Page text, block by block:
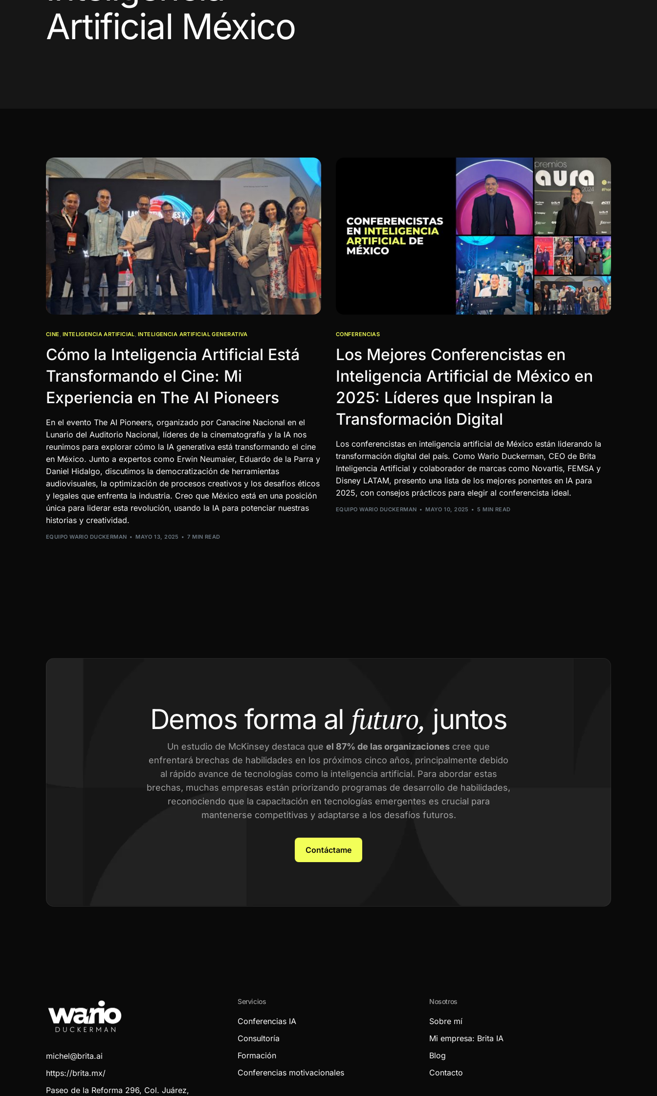
Artificial México
CINE INTELIGENCIA ARTIFICIAL INTELIGENCIA ARTIFICIAL GENERATIVA
Cómo la Inteligencia Artificial Está
Transformando el Cine: Mi
Experiencia en The AI Pioneers
En el evento The AI Pioneers, organizado por Canacine Nacional en el
Lunario del Auditorio Nacional, líderes de la cinematografía y la IA nos
reunimos para explorar cómo la IA generativa está transformando el cine
en México. Junto a expertos como Erwin Neumaier, Eduardo de la Parra y
Daniel Hidalgo, discutimos la democratización de herramientas
audiovisuales, la optimización de procesos creativos y los desafíos éticos
y legales que enfrenta la industria. Creo que México está en una posición
única para liderar esta revolución, usando la IA para potenciar nuestras
historias y creatividad.
EQUIPO WARIO DUCKERMAN MAYO 13, 2025 7 MIN READ
CONFERENCIAS
Los Mejores Conferencistas en
Inteligencia Artificial de México en
2025: Líderes que Inspiran la
Transformación Digital
Los conferencistas en inteligencia artificial de México están liderando la
transformación digital del país. Como Wario Duckerman, CEO de Brita
Inteligencia Artificial y colaborador de marcas como Novartis, FEMSA y
Disney LATAM, presento una lista de los mejores ponentes en IA para
2025, con consejos prácticos para elegir al conferencista ideal.
EQUIPO WARIO DUCKERMAN MAYO 10, 2025 5 MIN READ
Demos forma al futuro, juntos
Un estudio de McKinsey destaca que el 87% de las organizaciones cree que
enfrentará brechas de habilidades en los próximos cinco años, principalmente debido
al rápido avance de tecnologías como la inteligencia artificial. Para abordar estas
brechas, muchas empresas están priorizando programas de desarrollo de habilidades,
reconociendo que la capacitación en tecnologías emergentes es crucial para
mantenerse competitivas y adaptarse a los desafíos futuros.
Contáctame
michel@brita.ai
https://brita.mx/
Paseo de la Reforma 296, Col. Juárez,
Servicios
Conferencias IA
Consultoría
Formación
Conferencias motivacionales
Nosotros
Sobre mí
Mi empresa: Brita IA
Blog
Contacto